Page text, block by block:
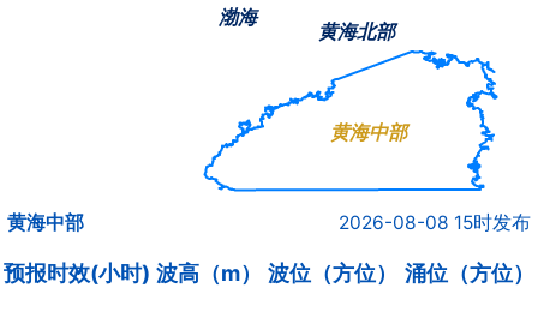
黄海中部 2026-08-08 15时发布
预报时效(小时) 波高（m） 波位（方位） 涌位（方位）